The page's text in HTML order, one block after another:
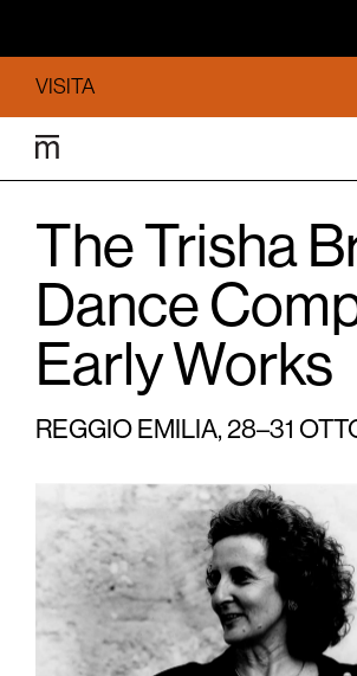
VISITA
The Trisha
Dance
Early Works
REGGIO EMILIA, 28–31